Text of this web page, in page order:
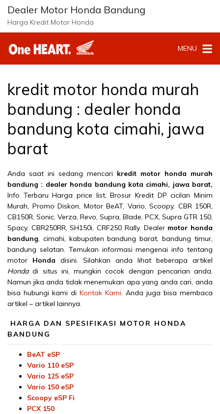
Langsung
konten
Dealer Motor Honda Bandung
Harga Kredit Motor Honda
MENU
kredit motor honda murah
bandung : dealer honda
bandung kota cimahi, jawa
barat
Anda saat ini sedang mencari kredit motor honda murah
bandung : dealer honda bandung kota cimahi, jawa barat,
Info Terbaru Harga price list, Brosur Kredit DP cicilan Minim
Murah, Promo Diskon, Motor BeAT, Vario, Scoopy, CBR 150R,
CB150R, Sonic, Verza, Revo, Supra, Blade, PCX, Supra GTR 150,
Spacy, CBR250RR, SH150i, CRF250 Rally. Dealer motor honda
bandung, cimahi, kabupaten bandung barat, bandung timur,
bandung selatan. Temukan informasi mengenai info tentang
motor Honda disini. Silahkan anda lihat beberapa artikel
Hondadi situs ini, mungkin cocok dengan pencarian anda.
Namun jika anda tidak menemukan apa yang anda cari, anda
bisa hubungi kami di Kontak Kami. Anda juga bisa membaca
artikel – artikel lainnya.
HARGA DAN SPESIFIKASI MOTOR HONDA
BANDUNG
BeAT eSP
Vario 110 eSP
Vario 125 eSP
Vario 150 eSP
Scoopy eSP Fi
PCX 150